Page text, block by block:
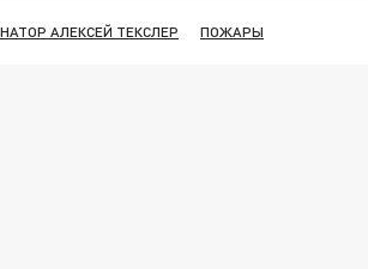
АЛЕКСЕЙ ТЕКСЛЕР ПОЖАРЫ